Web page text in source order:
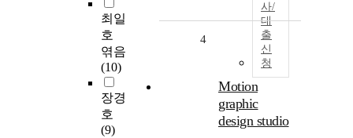
최일
호
엮음
(10)
장경
호
(9)
사/
대
출
신
청
4
Motion
graphic
design studio